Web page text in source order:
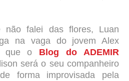
não falei das flores, Luan
na vaga do jovem Alex
que o Blog do ADEMIR
será o seu companheiro
forma improvisada pela